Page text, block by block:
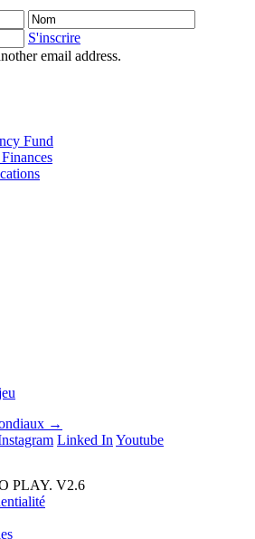
Nom
e-
S'inscrire
email address.
Fund
→
Linked In Youtube
PLAY. V2.6